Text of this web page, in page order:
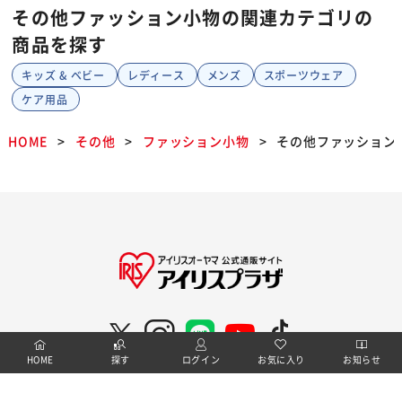
その他ファッション小物の関連カテゴリの
商品を探す
キッズ & ベビー レディース メンズ
スポーツウェア
ケア用品
HOME その他 ファッション小物 その他ファッション
HOME 探す ログイン お気に入り お知らせ